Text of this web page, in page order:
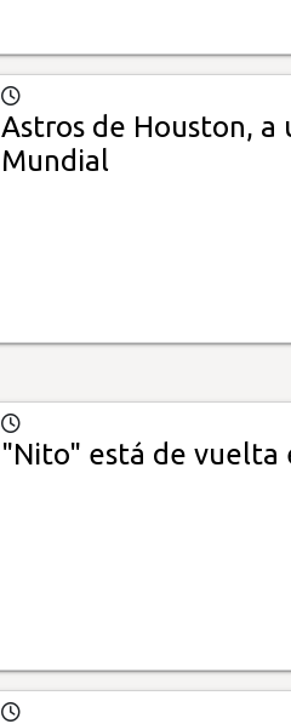
Astros de Houston,
Mundial
"Nito" está de vuelta